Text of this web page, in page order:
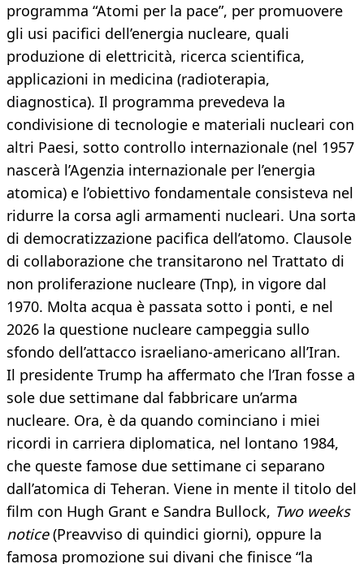
programma “Atomi per la pace”, per promuovere
gli usi pacifici dell’energia nucleare, quali
produzione di elettricità, ricerca scientifica,
applicazioni in medicina (radioterapia,
diagnostica). Il programma prevedeva la
condivisione di tecnologie e materiali nucleari con
altri Paesi, sotto controllo internazionale (nel 1957
nascerà l’Agenzia internazionale per l’energia
atomica) e l’obiettivo fondamentale consisteva nel
ridurre la corsa agli armamenti nucleari. Una sorta
di democratizzazione pacifica dell’atomo. Clausole
di collaborazione che transitarono nel Trattato di
non proliferazione nucleare (Tnp), in vigore dal
1970. Molta acqua è passata sotto i ponti, e nel
2026 la questione nucleare campeggia sullo
sfondo dell’attacco israeliano-americano all’Iran.
Il presidente Trump ha affermato che l’Iran fosse a
sole due settimane dal fabbricare un’arma
nucleare. Ora, è da quando cominciano i miei
ricordi in carriera diplomatica, nel lontano 1984,
che queste famose due settimane ci separano
dall’atomica di Teheran. Viene in mente il titolo del
film con Hugh Grant e Sandra Bullock, Two weeks
notice(Preavviso di quindici giorni), oppure la
famosa promozione sui divani che finisce “la